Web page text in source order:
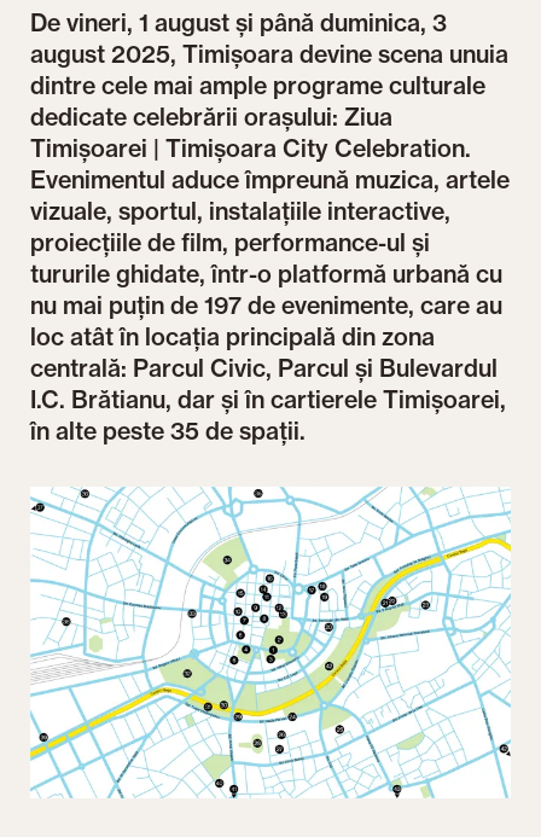
De vineri, 1 august și până duminica, 3
august 2025, Timișoara devine scena unuia
dintre cele mai ample programe culturale
dedicate celebrării orașului: Ziua
Timișoarei | Timișoara City Celebration.
Evenimentul aduce împreună muzica, artele
vizuale, sportul, instalațiile interactive,
proiecțiile de film, performance-ul și
tururile ghidate, într-o platformă urbană cu
nu mai puțin de 197 de evenimente, care au
loc atât în locația principală din zona
centrală: Parcul Civic, Parcul și Bulevardul
I.C. Brătianu, dar și în cartierele Timișoarei,
în alte peste 35 de spații.